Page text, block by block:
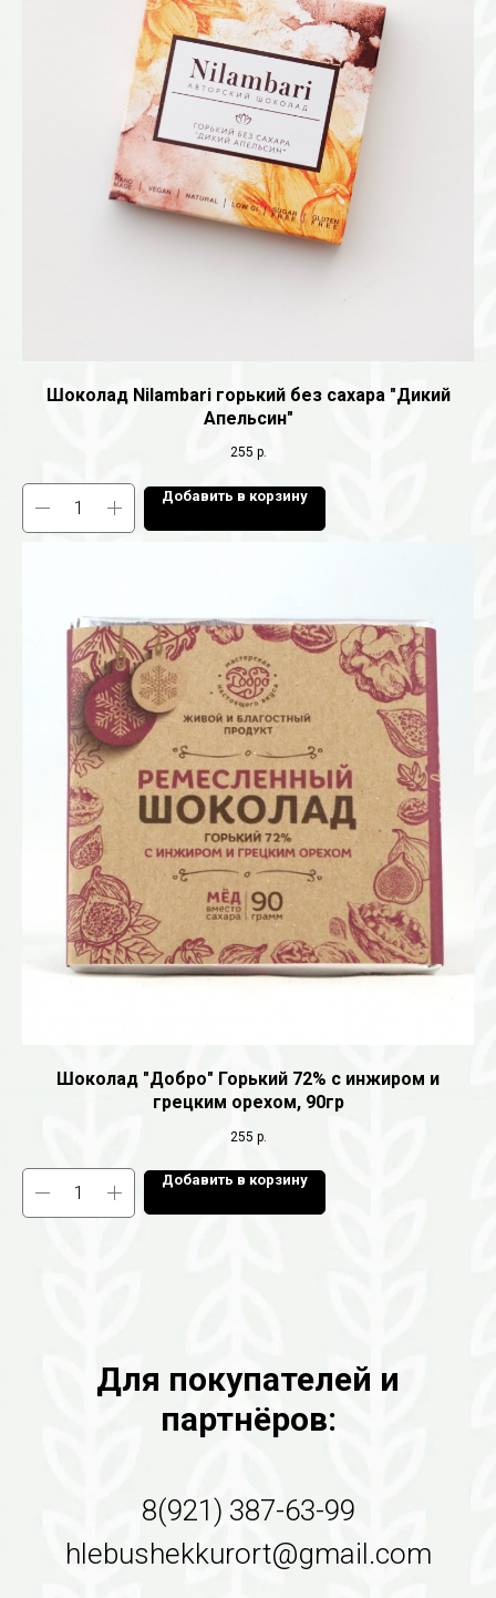
Шоколад Nilambari горький без сахара "Дикий
Апельсин"
255 р.
Добавить в корзину
Шоколад "Добро" Горький 72% с инжиром и
грецким орехом, 90гр
255 р.
Добавить в корзину
Для покупателей и
партнёров:
8(921) 387-63-99
hlebushekkurort@gmail.com